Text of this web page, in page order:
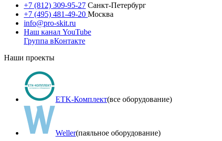
+7 (812) 309-95-27 Санкт-Петербург
+7 (495) 481-49-20 Москва
info@pro-skit.ru
Наш канал YouTube
Группа вКонтакте
Наши проекты
ETK-Комплект(все оборудование)
Weller(паяльное оборудование)